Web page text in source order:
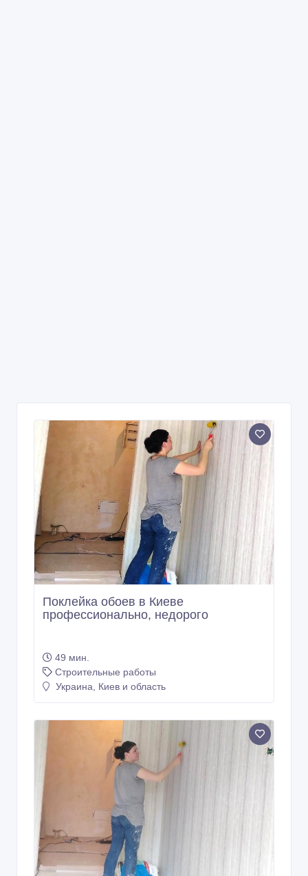
Поклейка обоев в Киеве
профессионально, недорого
49 мин.
Строительные работы
Украина, Киев и область